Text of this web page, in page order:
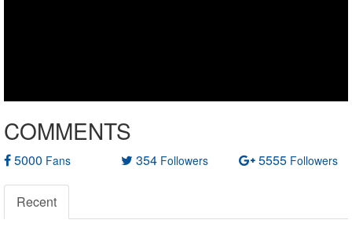
COMMENTS
5000 Fans 354 Followers 5555 Followers
Recent